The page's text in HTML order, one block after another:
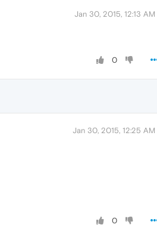
Jan 30, 2015, 12:13 AM
0
Jan 30, 2015, 12:25 AM
0